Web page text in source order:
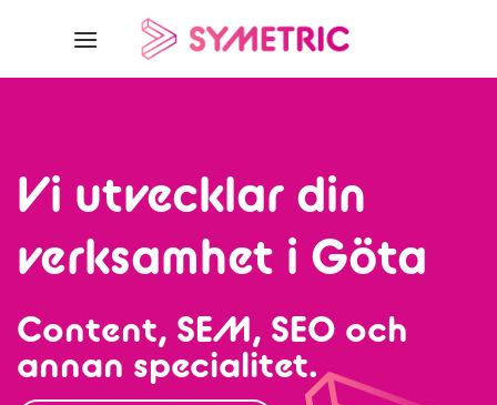
Vi utvecklar din
verksamhet i Göta
Content, SEM, SEO och
annan specialitet.